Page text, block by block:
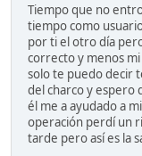
Tiempo que no
tiempo como
por ti el otro día
correcto y menos
solo te puedo decir
del charco y espero
él me a ayudado a
operación perdí un
tarde pero así es la